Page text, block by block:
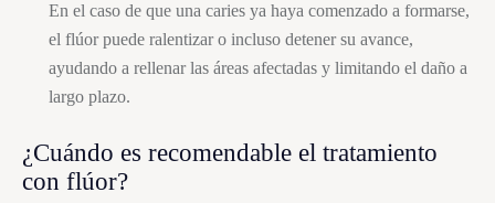
En el caso de que una caries ya haya comenzado a formarse,
el flúor puede ralentizar o incluso detener su avance,
ayudando a rellenar las áreas afectadas y limitando el daño a
largo plazo.
¿Cuándo es recomendable el tratamiento
con flúor?